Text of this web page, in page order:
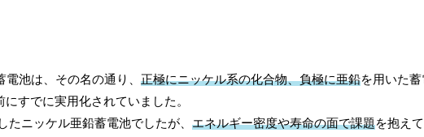
池は、その名の通り、 正極にニッケル系の化合物、負極に亜鉛を用いた
すでに実用化されていました。
ニッケル亜鉛蓄電池でしたが、 エネルギー密度や寿命の面で課題を抱え